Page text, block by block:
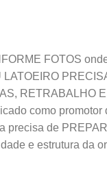
FOTOS
RETRABALHO
como
precisa de
e estrutura da